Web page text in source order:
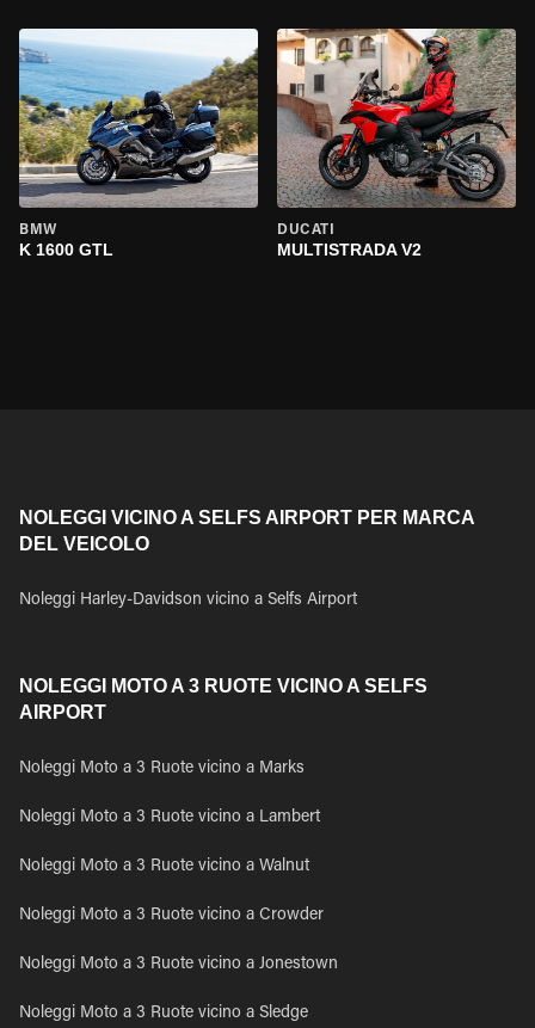
BMW
K 1600 GTL
DUCATI
MULTISTRADA V2
NOLEGGI VICINO A SELFS AIRPORT PER MARCA
DEL VEICOLO
Noleggi Harley-Davidson vicino a Selfs Airport
NOLEGGI MOTO A 3 RUOTE VICINO A SELFS
AIRPORT
Noleggi Moto a 3 Ruote vicino a Marks
Noleggi Moto a 3 Ruote vicino a Lambert
Noleggi Moto a 3 Ruote vicino a Walnut
Noleggi Moto a 3 Ruote vicino a Crowder
Noleggi Moto a 3 Ruote vicino a Jonestown
Noleggi Moto a 3 Ruote vicino a Sledge